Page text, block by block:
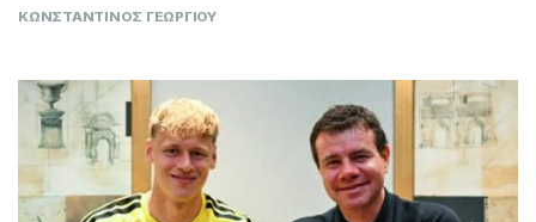
ΚΩΝΣΤΑΝΤΙΝΟΣ ΓΕΩΡΓΙΟΥ